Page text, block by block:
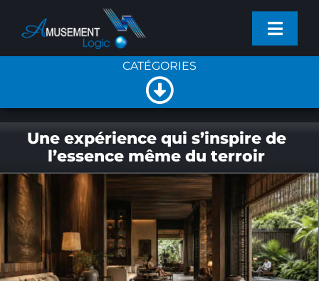
PRODUITS
ACTUALITÉS
ENTREPRISE
CATÉGORIES
Toggle
Navigation
NOUVELLES GÉNÉRALES
NOUVELLES DE L’ENTREPRISE
NOUVEAUX PRODUITS
Une expérience qui s’inspire de
l’essence même du terroir